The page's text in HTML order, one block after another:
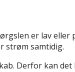
er lav
strøm samtidig.
Derfor kan